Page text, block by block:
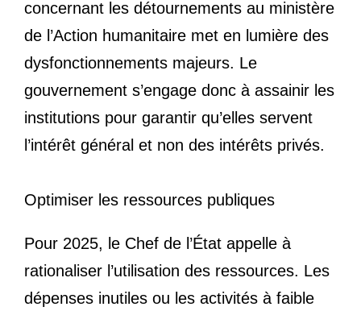
concernant les détournements au ministère
de l’Action humanitaire met en lumière des
dysfonctionnements majeurs. Le
gouvernement s’engage donc à assainir les
institutions pour garantir qu’elles servent
l’intérêt général et non des intérêts privés.
Optimiser les ressources publiques
Pour 2025, le Chef de l’État appelle à
rationaliser l’utilisation des ressources. Les
dépenses inutiles ou les activités à faible